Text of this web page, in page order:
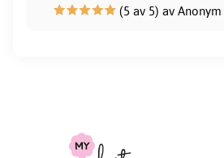
(5 av 5) av Anonym